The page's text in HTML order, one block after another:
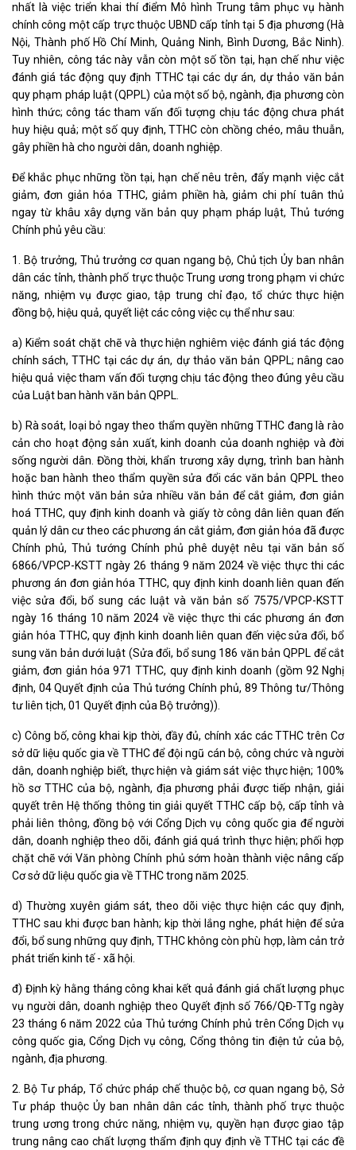
nhất là việc triển khai thí điểm Mô hình Trung tâm phục vụ hành
chính công một cấp trực thuộc UBND cấp tỉnh tại 5 địa phương (Hà
Nội, Thành phố Hồ Chí Minh, Quảng Ninh, Bình Dương, Bắc Ninh).
Tuy nhiên, công tác này vẫn còn một số tồn tại, hạn chế như việc
đánh giá tác động quy định TTHC tại các dự án, dự thảo văn bản
quy phạm pháp luật (QPPL) của một số bộ, ngành, địa phương còn
hình thức; công tác tham vấn đối tượng chịu tác động chưa phát
huy hiệu quả; một số quy định, TTHC còn chồng chéo, mâu thuẫn,
gây phiền hà cho người dân, doanh nghiệp.
Để khắc phục những tồn tại, hạn chế nêu trên, đẩy mạnh việc cắt
giảm, đơn giản hóa TTHC, giảm phiền hà, giảm chi phí tuân thủ
ngay từ khâu xây dựng văn bản quy phạm pháp luật, Thủ tướng
Chính phủ yêu cầu:
1. Bộ trưởng, Thủ trưởng cơ quan ngang bộ, Chủ tịch Ủy ban nhân
dân các tỉnh, thành phố trực thuộc Trung ương trong phạm vi chức
năng, nhiệm vụ được giao, tập trung chỉ đạo, tổ chức thực hiện
đồng bộ, hiệu quả, quyết liệt các công việc cụ thể như sau:
a) Kiểm soát chặt chẽ và thực hiện nghiêm việc đánh giá tác động
chính sách, TTHC tại các dự án, dự thảo văn bản QPPL; nâng cao
hiệu quả việc tham vấn đối tượng chịu tác động theo đúng yêu cầu
của Luật ban hành văn bản QPPL.
b) Rà soát, loại bỏ ngay theo thẩm quyền những TTHC đang là rào
cản cho hoạt động sản xuất, kinh doanh của doanh nghiệp và đời
sống người dân. Đồng thời, khẩn trương xây dựng, trình ban hành
hoặc ban hành theo thẩm quyền sửa đổi các văn bản QPPL theo
hình thức một văn bản sửa nhiều văn bản để cắt giảm, đơn giản
hoá TTHC, quy định kinh doanh và giấy tờ công dân liên quan đến
quản lý dân cư theo các phương án cắt giảm, đơn giản hóa đã được
Chính phủ, Thủ tướng Chính phủ phê duyệt nêu tại văn bản số
6866/VPCP-KSTT ngày 26 tháng 9 năm 2024 về việc thực thi các
phương án đơn giản hóa TTHC, quy định kinh doanh liên quan đến
việc sửa đổi, bổ sung các luật và văn bản số 7575/VPCP-KSTT
ngày 16 tháng 10 năm 2024 về việc thực thi các phương án đơn
giản hóa TTHC, quy định kinh doanh liên quan đến việc sửa đổi, bổ
sung văn bản dưới luật (Sửa đổi, bổ sung 186 văn bản QPPL để cắt
giảm, đơn giản hóa 971 TTHC, quy định kinh doanh (gồm 92 Nghị
định, 04 Quyết định của Thủ tướng Chính phủ, 89 Thông tư/Thông
tư liên tịch, 01 Quyết định của Bộ trưởng)).
c) Công bố, công khai kịp thời, đầy đủ, chính xác các TTHC trên Cơ
sở dữ liệu quốc gia về TTHC để đội ngũ cán bộ, công chức và người
dân, doanh nghiệp biết, thực hiện và giám sát việc thực hiện; 100%
hồ sơ TTHC của bộ, ngành, địa phương phải được tiếp nhận, giải
quyết trên Hệ thống thông tin giải quyết TTHC cấp bộ, cấp tỉnh và
phải liên thông, đồng bộ với Cổng Dịch vụ công quốc gia để người
dân, doanh nghiệp theo dõi, đánh giá quá trình thực hiện; phối hợp
chặt chẽ với Văn phòng Chính phủ sớm hoàn thành việc nâng cấp
Cơ sở dữ liệu quốc gia về TTHC trong năm 2025.
d) Thường xuyên giám sát, theo dõi việc thực hiện các quy định,
TTHC sau khi được ban hành; kịp thời lắng nghe, phát hiện để sửa
đổi, bổ sung những quy định, TTHC không còn phù hợp, làm cản trở
phát triển kinh tế - xã hội.
đ) Định kỳ hằng tháng công khai kết quả đánh giá chất lượng phục
vụ người dân, doanh nghiệp theo Quyết định số 766/QĐ-TTg ngày
23 tháng 6 năm 2022 của Thủ tướng Chính phủ trên Cổng Dịch vụ
công quốc gia, Cổng Dịch vụ công, Cổng thông tin điện tử của bộ,
ngành, địa phương.
2. Bộ Tư pháp, Tổ chức pháp chế thuộc bộ, cơ quan ngang bộ, Sở
Tư pháp thuộc Ủy ban nhân dân các tỉnh, thành phố trực thuộc
trung ương trong chức năng, nhiệm vụ, quyền hạn được giao tập
trung nâng cao chất lượng thẩm định quy định về TTHC tại các đề